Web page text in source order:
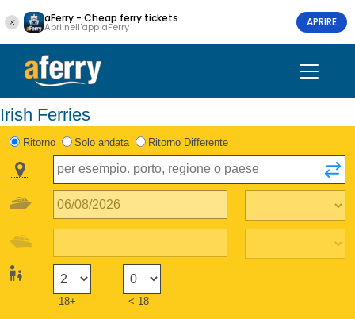
aFerry - Cheap ferry tickets
Apri nell'app aFerry APRIRE
Irish Ferries
Ritorno Solo andata Ritorno Differente
18+ < 18